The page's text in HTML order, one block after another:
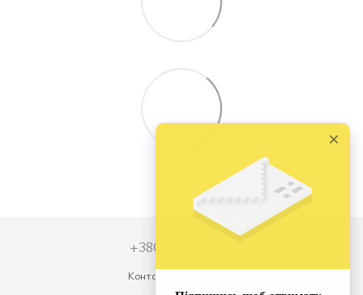
+380679931973
Контактна інформація